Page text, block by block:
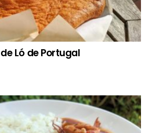
Ló de Portugal